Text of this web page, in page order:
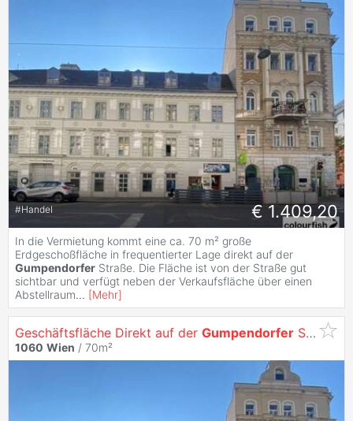
#Handel € 1.409,20
In die Vermietung kommt eine ca. 70 m² große
Erdgeschoßfläche in frequentierter Lage direkt auf der
Gumpendorfer Straße. Die Fläche ist von der Straße gut
sichtbar und verfügt neben der Verkaufsfläche über einen
Abstellraum... [Mehr]
Geschäftsfläche Direkt auf der Gumpendorfer Straße
1060 Wien / 70m²